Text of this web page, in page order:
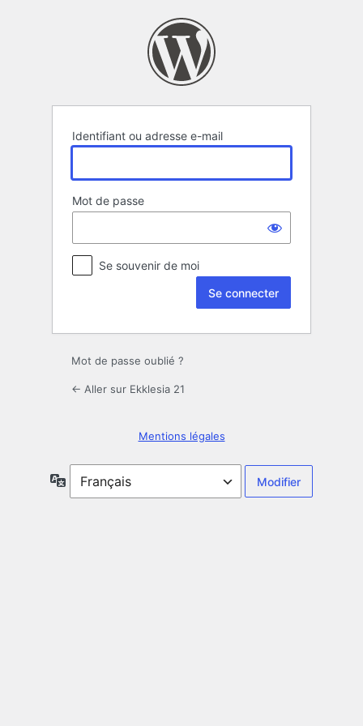
Identifiant ou adresse e-mail
Mot de passe
Se souvenir de moi
Mot de passe oublié ?
← Aller sur Ekklesia 21
Mentions légales
Langue